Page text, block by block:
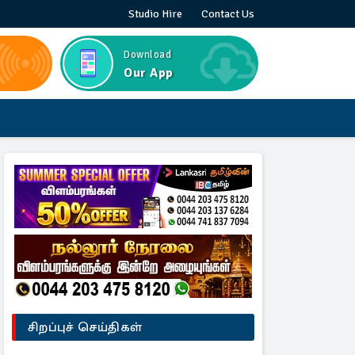
Studio Hire Contact Us
Download
Our App
சிறப்புச் செய்திகள்